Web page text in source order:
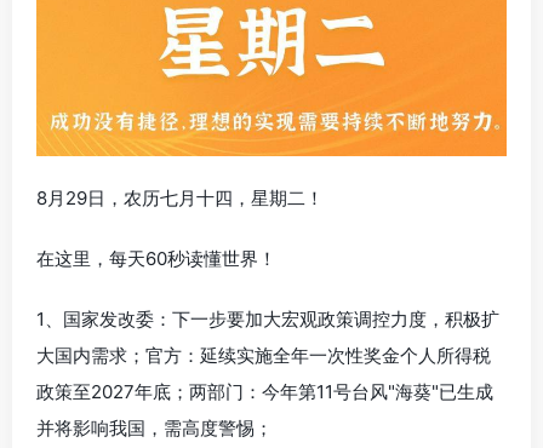
8月29日，农历七月十四，星期二！
在这里，每天60秒读懂世界！
1、国家发改委：下一步要加大宏观政策调控力度，积极扩
大国内需求；官方：延续实施全年一次性奖金个人所得税
政策至2027年底；两部门：今年第11号台风"海葵"已生成
并将影响我国，需高度警惕；